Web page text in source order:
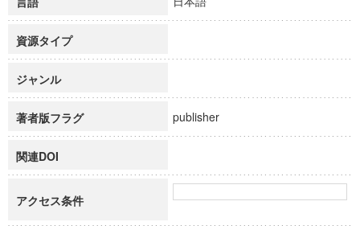
資源タイプ
ジャンル
著者版フラグ publisher
関連DOI
アクセス条件